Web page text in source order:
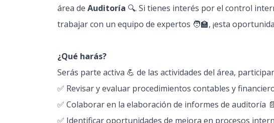
área de Auditoría 🔍. Si tienes interés por el control
trabajar con un equipo de expertos 🧑‍🏫, ¡esta
¿Qué harás?
Serás parte activa 💪 de las actividades del área,
✅ Revisar y evaluar procedimientos contables y
✅ Colaborar en la elaboración de informes de auditoría
✅ Identificar oportunidades de mejora en procesos